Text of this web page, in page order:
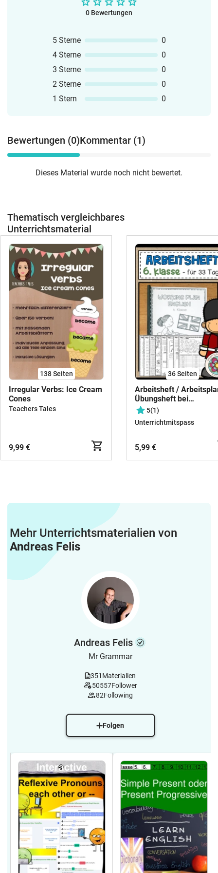
0 Bewertungen
5 Sterne
0
4 Sterne
0
3 Sterne
0
2 Sterne
0
1 Stern
0
Bewertungen (0)Kommentar (1)
Dieses Material wurde noch nicht bewertet.
Thematisch vergleichbares
Unterrichtsmaterial
138Seiten
Irregular Verbs: Ice Cream
Cones
Teachers Tales
9,99 €
36Seiten
Arbeitsheft /
Übungsheft bei
Schulschließung
ENGLISCH 6. Klasse
Tage
5(1)
Unterrichtmitspass
5,99 €
Mehr Unterrichtsmaterialien von
Andreas Felis
Andreas Felis
Mr Grammar
351 Materialien
50557Follower
82Following
Folgen